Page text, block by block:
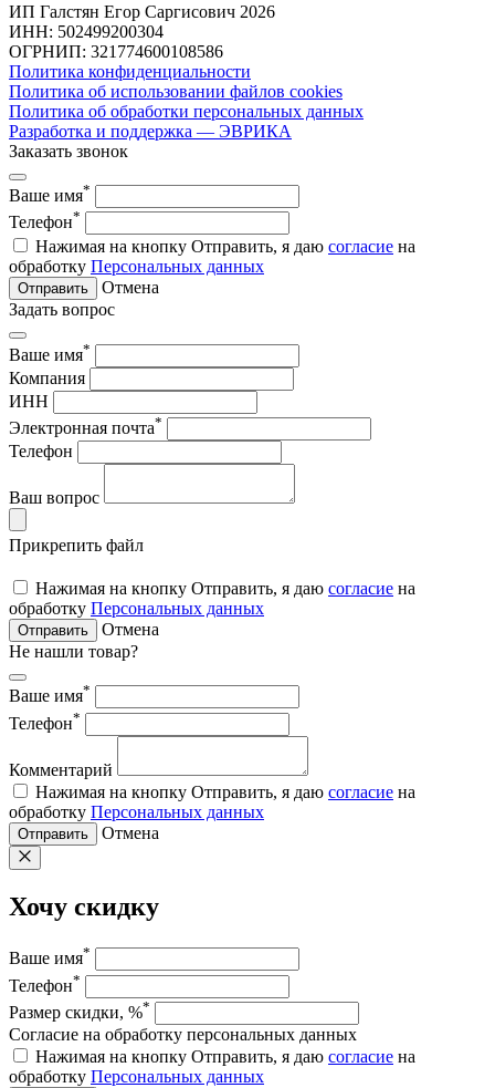
ИП Галстян Егор Саргисович 2026
ИНН: 502499200304
ОГРНИП: 321774600108586
Политика конфиденциальности
Политика об использовании файлов cookies
Политика об обработки персональных данных
Разработка и поддержка — ЭВРИКА
Заказать звонок
Ваше имя*
Телефон*
Нажимая на кнопку Отправить, я даю согласие на
обработку Персональных данных
Отправить
Отмена
Задать вопрос
Ваше имя*
Компания
ИНН
Электронная почта*
Телефон
Ваш вопрос
Прикрепить файл
Нажимая на кнопку Отправить, я даю согласие на
обработку Персональных данных
Отправить
Отмена
Не нашли товар?
Ваше имя*
Телефон*
Комментарий
Нажимая на кнопку Отправить, я даю согласие на
обработку Персональных данных
Отправить Отмена
Хочу скидку
Ваше имя*
Телефон*
Размер скидки, %*
Согласие на обработку персональных данных
Нажимая на кнопку Отправить, я даю согласие на
обработку Персональных данных